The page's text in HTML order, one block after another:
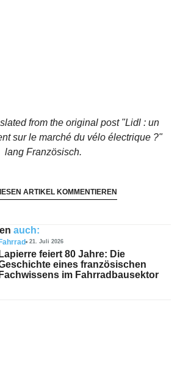
from the original post "Lidl : un
sur le marché du vélo électrique ?"
lang Französisch.
ARTIKEL KOMMENTIEREN
auch:
21. Juli 2026
Lapierre feiert 80 Jahre: Die
eines französischen
Fachwissens im Fahrradbausektor